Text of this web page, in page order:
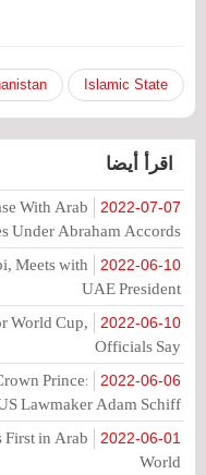
Islamic State
اقرأ أيضا
2022-07-07
With Arab
Under Abraham Accords
2022-06-10
Meets with
UAE President
2022-06-10
World Cup,
Officials Say
2022-06-06
Prince:
Lawmaker Adam Schiff
2022-06-01
First in Arab
World